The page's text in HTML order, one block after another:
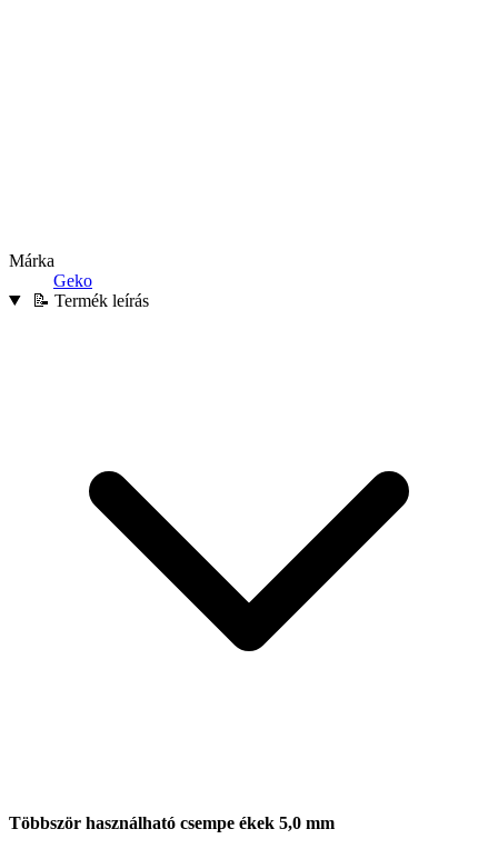
Márka
Geko
📝 Termék leírás
Többször használható csempe ékek 5,0 mm